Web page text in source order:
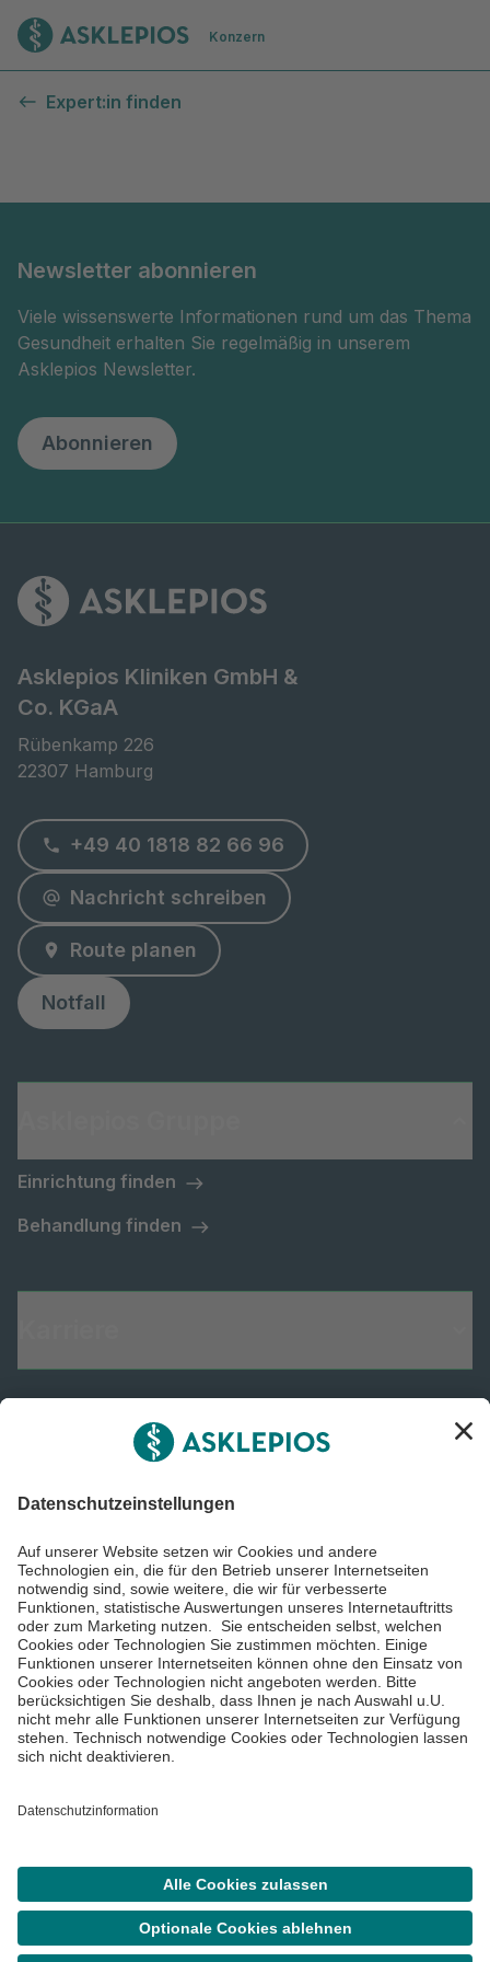
Zur Startseite
Konzern
Expert:in finden
Newsletter abonnieren
Viele wissenswerte Informationen rund um das Thema
Gesundheit erhalten Sie regelmäßig in unserem
Asklepios Newsletter.
Abonnieren
Asklepios Kliniken GmbH &
Co. KGaA
Rübenkamp 226
22307 Hamburg
+49 40 1818 82 66 96
Nachricht schreiben
Route planen
Notfall
Einrichtung finden
Behandlung finden
Informiert bleiben
Impressum
Datenschutzinformationen
Barrierefreiheit
©Asklepios Kliniken GmbH & Co. KGaA 2026